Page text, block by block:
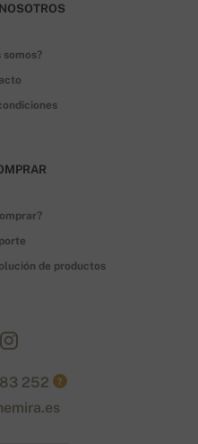
somos?
de productos
252 ?